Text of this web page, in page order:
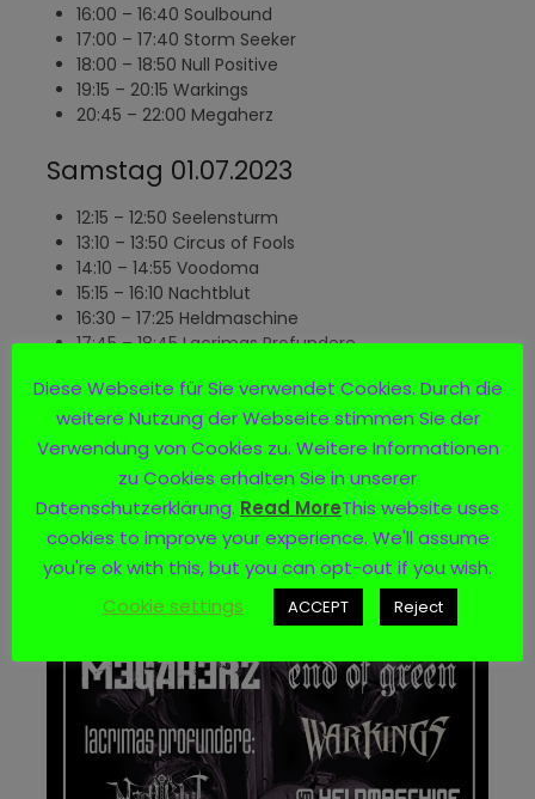
16:00 – 16:40 Soulbound
17:00 – 17:40 Storm Seeker
18:00 – 18:50 Null Positive
19:15 – 20:15 Warkings
20:45 – 22:00 Megaherz
Samstag 01.07.2023
12:15 – 12:50 Seelensturm
13:10 – 13:50 Circus of Fools
14:10 – 14:55 Voodoma
15:15 – 16:10 Nachtblut
16:30 – 17:25 Heldmaschine
17:45 – 18:45 Lacrimas Profundere
20:40 – 22:00 The 69 Eyes
Diese Webseite für Sie verwendet Cookies. Durch die
weitere Nutzung der Webseite stimmen Sie der
Verwendung von Cookies zu. Weitere Informationen
zu Cookies erhalten Sie in unserer
Datenschutzerklärung. Read MoreThis website uses
cookies to improve your experience. We'll assume
you're ok with this, but you can opt-out if you wish.
Cookie settings
ACCEPT Reject